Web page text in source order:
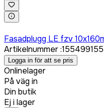
Fasadplugg LE fzv
Artikelnummer:155499
Logga in för att se pris
Onlinelager
På väg in
Din butik
Ej i lager